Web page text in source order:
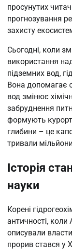
просунутих
прогнозування
захисту
Сьогодні, коли
використання
підземних вод,
Вона допомагає
вод змінює
забруднення
формують
глибини – це
тривали
Історія
науки
Корені
античності, коли
описували
прорив стався у